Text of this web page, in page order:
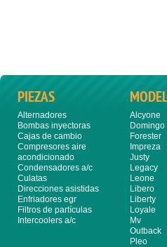
PIEZAS
Alternadores
Bombas inyectoras
Cajas de cambio
Compresores aire
acondicionado
Condensadores a/c
Culatas
Direcciones asistidas
Enfriadores egr
Filtros de partículas
Intercoolers a/c
Alcyone
Domingo
Forester
Impreza
Justy
Legacy
Leone
Libero
Liberty
Loyale
Mv
Outback
Pleo